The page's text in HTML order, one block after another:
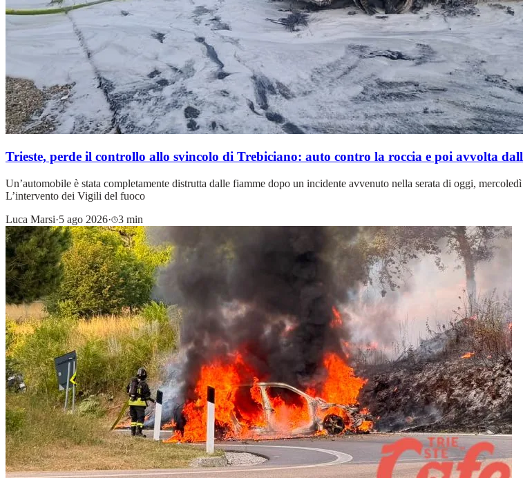
Trieste, perde il controllo allo svincolo di Trebiciano: auto contro la roccia e poi avvolta
Un’automobile è stata completamente distrutta dalle fiamme dopo un incidente avvenuto nella serata di oggi,
L’intervento dei Vigili del fuoco
Luca Marsi·5 ago 2026· 3 min